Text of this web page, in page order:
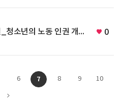
[미디어탐구생활][고등] 인권_청소년의 노동 인권 개선을 위한 영상 성명서 만들기 0
6 7 8 9 10